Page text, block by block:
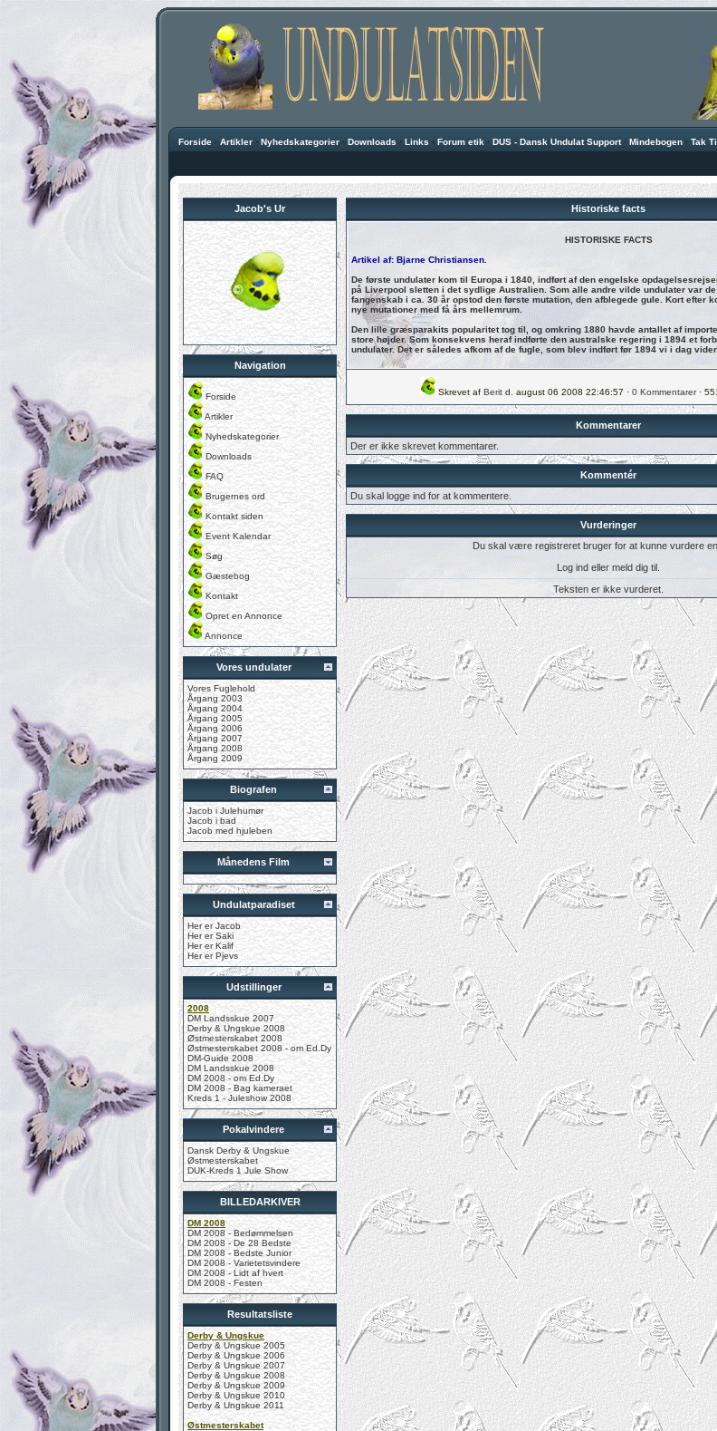
Forside · Artikler · Nyhedskategorier · Downloads · Links · Forum etik · DUS - Dansk Undulat Support · Mindebogen · Tak
Jacob's Ur
Navigation
Forside
Artikler
Nyhedskategorier
Downloads
FAQ
Brugernes ord
Kontakt siden
Event Kalendar
Søg
Gæstebog
Kontakt
Opret en Annonce
Annonce
Vores undulater
Vores Fuglehold
Årgang 2003
Årgang 2004
Årgang 2005
Årgang 2006
Årgang 2007
Årgang 2008
Årgang 2009
Biografen
Jacob i Julehumør
Jacob i bad
Jacob med hjuleben
Månedens Film
Undulatparadiset
Her er Jacob
Her er Saki
Her er Kalif
Her er Pjevs
Udstillinger
2008
DM Landsskue 2007
Derby & Ungskue 2008
Østmesterskabet 2008
Østmesterskabet 2008 - om Ed.Dy
DM-Guide 2008
DM Landsskue 2008
DM 2008 - om Ed.Dy
DM 2008 - Bag kameraet
Kreds 1 - Juleshow 2008
Pokalvindere
Dansk Derby & Ungskue
Østmesterskabet
DUK-Kreds 1 Jule Show
BILLEDARKIVER
DM 2008
DM 2008 - Bedømmelsen
DM 2008 - De 28 Bedste
DM 2008 - Bedste Junior
DM 2008 - Varietetsvindere
DM 2008 - Lidt af hvert
DM 2008 - Festen
Resultatsliste
Derby & Ungskue
Derby & Ungskue 2005
Derby & Ungskue 2006
Derby & Ungskue 2007
Derby & Ungskue 2008
Derby & Ungskue 2009
Derby & Ungskue 2010
Derby & Ungskue 2011
Østmesterskabet
Historiske facts
HISTORISKE FACTS
Artikel af: Bjarne Christiansen.
De første undulater kom til Europa i 1840, indført af den engelske
på Liverpool sletten i det sydlige Australien. Som alle andre vilde undulater var
fangenskab i ca. 30 år opstod den første mutation, den afblegede gule. Kort efter
nye mutationer med få års mellemrum.
Den lille græsparakits popularitet tog til, og omkring 1880 havde antallet af
store højder. Som konsekvens heraf indførte den australske regering i 1894 et
undulater. Det er således afkom af de fugle, som blev indført før 1894 vi i dag
Skrevet af Beritd. august 06 2008 22:46:57 · 0 Kommentarer·
Kommentarer
Der er ikke skrevet kommentarer.
Kommentér
Du skal logge ind for at kommentere.
Vurderinger
Du skal være registreret bruger for at kunne vurdere
Log ind eller meld dig til.
Teksten er ikke vurderet.